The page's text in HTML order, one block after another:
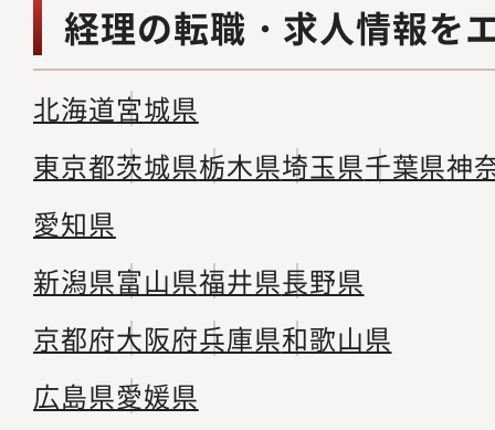
経理の転職・求人情報を
北海道宮城県
東京都茨城県栃木県埼玉県千葉県神
愛知県
新潟県富山県福井県長野県
京都府大阪府兵庫県和歌山県
広島県愛媛県